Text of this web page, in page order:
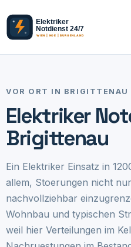
VOR ORT IN BRIGITTENAU
Elektriker
Brigittenau
Ein Elektriker Einsatz in
allem, Stoerungen nicht
nachvollziehbar
Wohnbau und typischen
weil hier Verteilungen im